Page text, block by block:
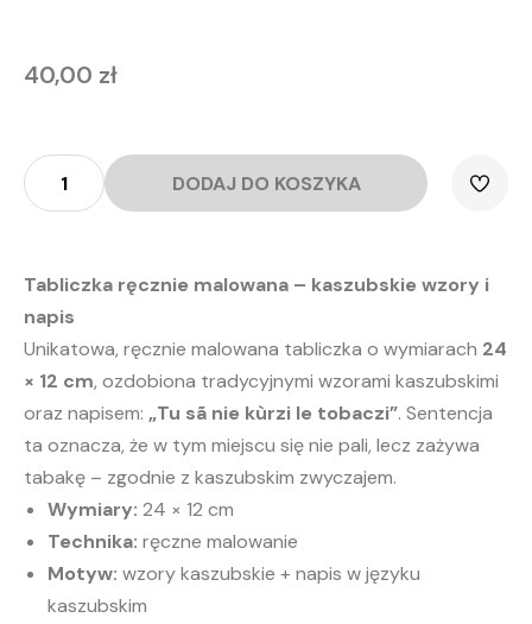
40,00 zł
ilość
Tabliczka
sã
nie
DODAJ DO KOSZYKA
Tabliczka ręcznie malowana – kaszubskie wzory i
napis
Unikatowa, ręcznie malowana tabliczka o wymiarach 24
× 12 cm, ozdobiona tradycyjnymi wzorami kaszubskimi
oraz napisem: „Tu sã nie kùrzi le tobaczi”. Sentencja
ta oznacza, że w tym miejscu się nie pali, lecz zażywa
tabakę – zgodnie z kaszubskim zwyczajem.
Wymiary: 24 × 12 cm
Technika: ręczne malowanie
Motyw: wzory kaszubskie + napis w języku
kaszubskim